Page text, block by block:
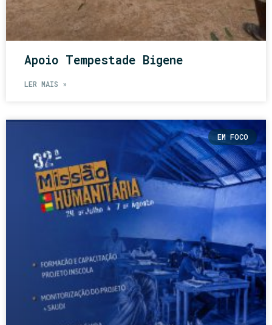
Apoio Tempestade Bigene
LER MAIS »
EM FOCO